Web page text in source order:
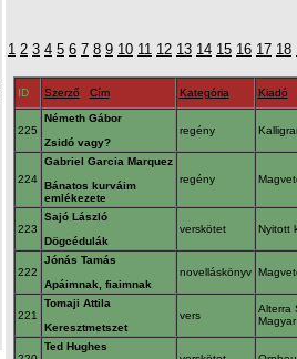
1 2 3 4 5 6 7 8 9 10 11 12 13 14 15 16 17 18
ID Szerző Cím Kategória Kiadó
225
Németh Gábor
Zsidó vagy?
regény
224
Gabriel Garcia Marquez
Bánatos kurváim
emlékezete
regény
223
Sajó László
Dögcédulák
verskötet Nyitott
222
Jónás Tamás
Apáimnak, fiaimnak
novelláskönyv
221
Tomaji Attila
Keresztmetszet
vers
Alterra
Ted Hughes